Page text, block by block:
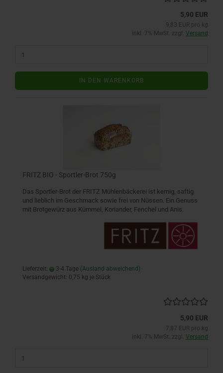
5,90 EUR
9,83 EUR pro kg
inkl. 7% MwSt. zzgl. Versand
IN DEN WARENKORB
FRITZ BIO - Sportler-Brot 750g
Das Sportler-Brot der FRITZ Mühlenbäckerei ist kernig, saftig
und lieblich im Geschmack sowie frei von Nüssen. Ein Genuss
mit Brotgewürz aus Kümmel, Koriander, Fenchel und Anis.
Lieferzeit: 3-4 Tage (Ausland abweichend)
Versandgewicht: 0,75 kg je Stück
5,90 EUR
7,87 EUR pro kg
inkl. 7% MwSt. zzgl. Versand